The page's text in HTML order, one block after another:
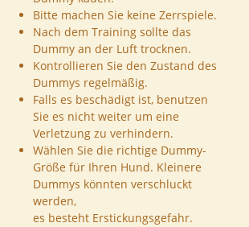
Bitte machen Sie keine Zerrspiele.
Nach dem Training sollte das
Dummy an der Luft trocknen.
Kontrollieren Sie den Zustand des
Dummys regelmäßig.
Falls es beschädigt ist, benutzen
Sie es nicht weiter um eine
Verletzung zu verhindern.
Wählen Sie die richtige Dummy-
Größe für Ihren Hund. Kleinere
Dummys könnten verschluckt
werden,
es besteht Erstickungsgefahr.